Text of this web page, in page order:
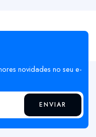
novidades no seu e-
ENVIAR